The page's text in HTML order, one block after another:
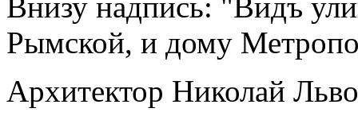
Рымской, и дому
Архитектор Николай